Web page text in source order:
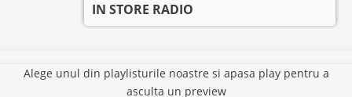
DESPRE NOI
CARIERE
DESPRE NOI
CARIERE
IN STORE RADIO
Alege unul din playlisturile noastre si apasa play pentru a
asculta un preview